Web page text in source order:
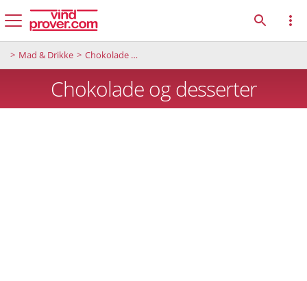
Mad & Drikke Chokolade og desserter
Chokolade og desserter